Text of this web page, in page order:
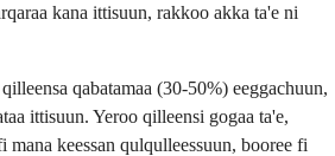
kana ittisuun, rakkoo akka ta'e ni
qabatamaa (30-50%) eeggachuun,
ittisuun. Yeroo qilleensi gogaa ta'e,
keessan qulqulleessuun, booree fi